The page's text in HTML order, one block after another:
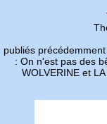
publiés
: On n'est pas des
WOLVERINE et